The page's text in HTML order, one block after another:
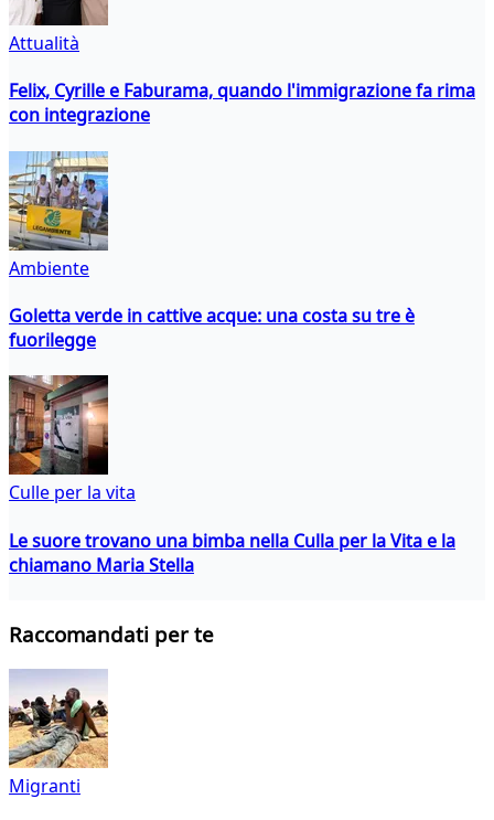
Attualità
Felix, Cyrille e Faburama, quando l'immigrazione fa rima
con integrazione
Ambiente
Goletta verde in cattive acque: una costa su tre è
fuorilegge
Culle per la vita
Le suore trovano una bimba nella Culla per la Vita e la
chiamano Maria Stella
Raccomandati per te
Migranti